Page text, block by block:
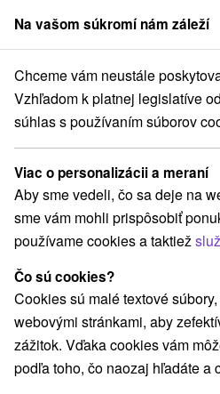
člen skupinySorger
Atrakcie na Slovensku
Aquaparky,
Kategórie
Všetky kategórie
Aquaparky,
Túry a turistické chodníky(25)
Amfiteátre a kiná v prírode
Mestské a zámocké parky(1)
Horské chaty(4) Skanzeny(3)
Šport(7) Vyhliadkové lety a
Hrady, zámky, zrúcaniny(2)
Vyhliadkové veže a chodníky
Na vašom súkromí nám záleží
Chceme vám neustále
Vzhľadom k platnej legislatíve
súhlas s používaním súborov
Viac o personalizácii a meraní
Aby sme vedeli, čo sa deje na
sme vám mohli prispôsobiť
používame cookies a taktiež
Čo sú cookies?
Cookies sú malé textové
webovými stránkami, aby
zážitok. Vďaka cookies vám
podľa toho, čo naozaj hľadáte a